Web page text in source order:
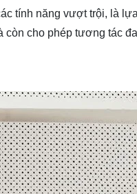
tính năng vượt trội, là
cho phép tương tác